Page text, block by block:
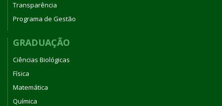
Transparência
Programa de Gestão
GRADUAÇÃO
Ciências Biológicas
Física
Matemática
Química